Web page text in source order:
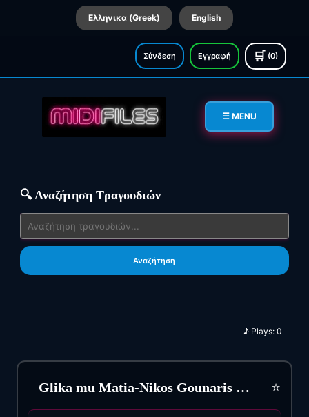
Ελληνικα (Greek) English
Σύνδεση Εγγραφή 🛒 (0)
☰ MENU
🔍 Αναζήτηση Τραγουδιών
Αναζήτηση
♪ Plays:0
Glika mu Matia-Nikos Gounaris (1953) ⭐